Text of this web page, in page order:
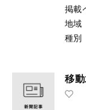
掲載
地域
種別
移